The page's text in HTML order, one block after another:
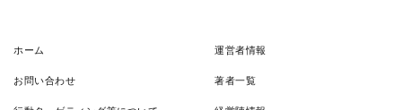
ホーム 運営者情報
お問い合わせ 著者一覧